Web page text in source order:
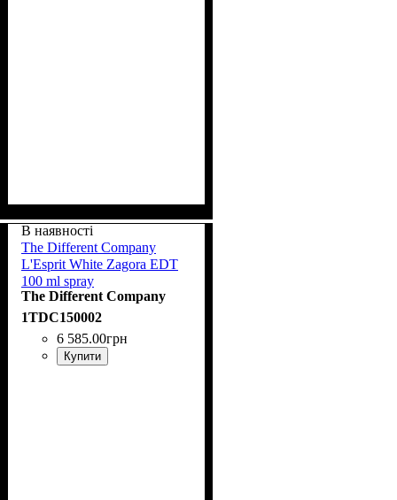
В наявності
The Different Company
L'Esprit White Zagora EDT
100 ml spray
The Different Company
1TDC150002
6 585.00грн
Купити